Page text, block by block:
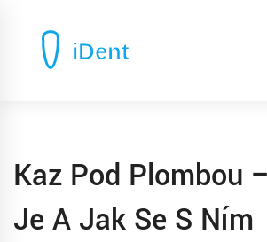
Kaz Pod Plombou
Je A Jak Se S Ním